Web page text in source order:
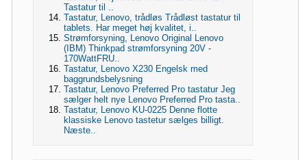
Tastatur til ..
Tastatur, Lenovo, trådløs Trådløst tastatur til
tablets. Har meget høj kvalitet, i..
Strømforsyning, Lenovo Original Lenovo
(IBM) Thinkpad strømforsyning 20V -
170WattFRU..
Tastatur, Lenovo X230 Engelsk med
baggrundsbelysning
Tastatur, Lenovo Preferred Pro tastatur Jeg
sælger helt nye Lenovo Preferred Pro tasta..
Tastatur, Lenovo KU-0225 Denne flotte
klassiske Lenovo tastetur sælges billigt.
Næste..